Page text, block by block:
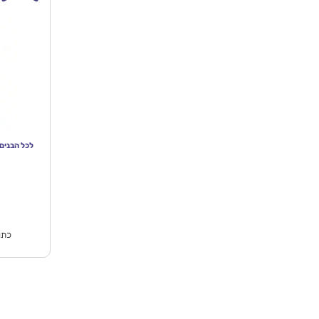
לכל הבנים שאהבתי